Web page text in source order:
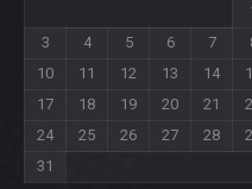
3
4 5 6 7
10
11 12 13 14
17
18 19 20 21
24
25 26 27 28
31